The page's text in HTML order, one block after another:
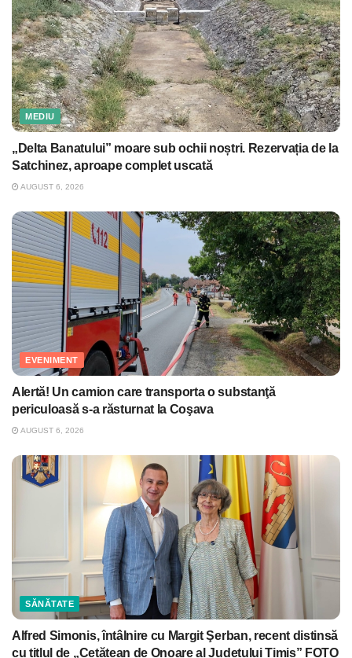
MEDIU
„Delta Banatului” moare sub ochii noștri. Rezervația de la
Satchinez, aproape complet uscată
AUGUST 6, 2026
EVENIMENT
Alertă! Un camion care transporta o substanţă
periculoasă s-a răsturnat la Coşava
AUGUST 6, 2026
SĂNĂTATE
Alfred Simonis, întâlnire cu Margit Şerban, recent distinsă
cu titlul de „Cetățean de Onoare al Județului Timiș” FOTO